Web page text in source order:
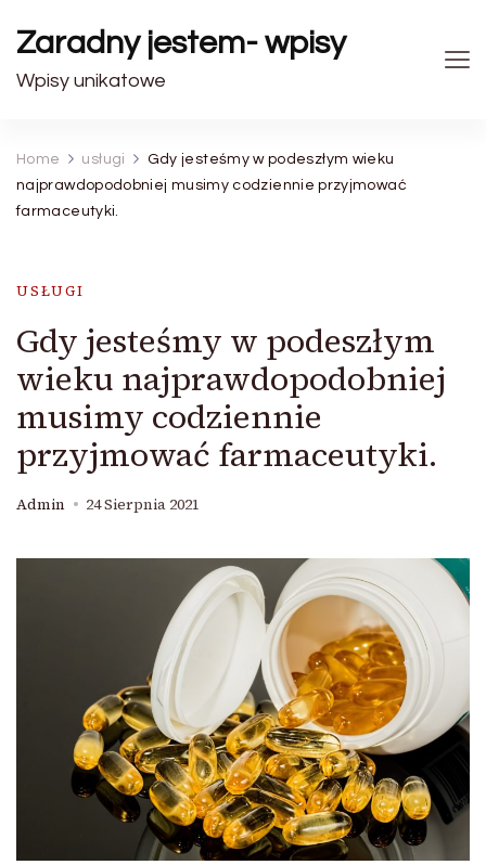
Zaradny jestem- wpisy
Wpisy unikatowe
Home usługi
Gdy jesteśmy w podeszłym wieku
najprawdopodobniej musimy codziennie przyjmować
farmaceutyki.
USŁUGI
Gdy jesteśmy w podeszłym
wieku najprawdopodobniej
musimy codziennie
przyjmować farmaceutyki.
Admin 24 Sierpnia 2021